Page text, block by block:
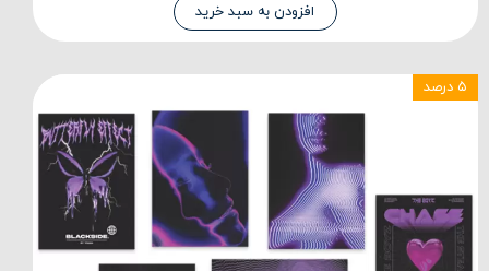
افزودن به سبد خرید
۵ درصد